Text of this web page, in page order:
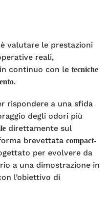
valutare le prestazioni
reali,
continuo con le tecniche
.
rispondere a una sfida
degli odori più
direttamente sul
brevettata compact-
per evolvere da
a una dimostrazione in
l’obiettivo di